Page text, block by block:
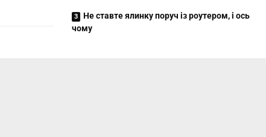
Не ставте ялинку поруч із роутером, і ось
чому